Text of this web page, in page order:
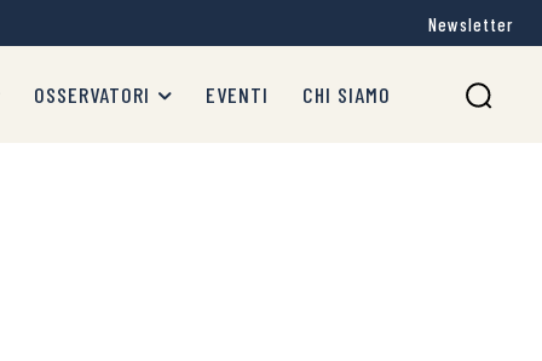
Newsletter
OSSERVATORI EVENTI CHI SIAMO